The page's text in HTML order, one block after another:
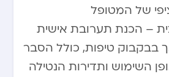
של המטופל
– הכנת תערובת אישית
בבקבוק טיפות, כולל הסבר
השימוש ותדירות הנטילה